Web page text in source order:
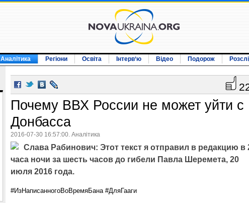
Аналітика Регіони Освіта Інтерв‘ю Відео Подорож
Почему ВВХ России не может уйти с
Донбасса
2016-07-30 16:57:00. Аналітика
Слава Рабинович: Этот текст я отправил в редакцию в
часа ночи за шесть часов до гибели Павла Шеремета, 20
июля 2016 года.
‪#ИзНаписанногоВоВремяБана ‬‪#‎ДляГааги‬